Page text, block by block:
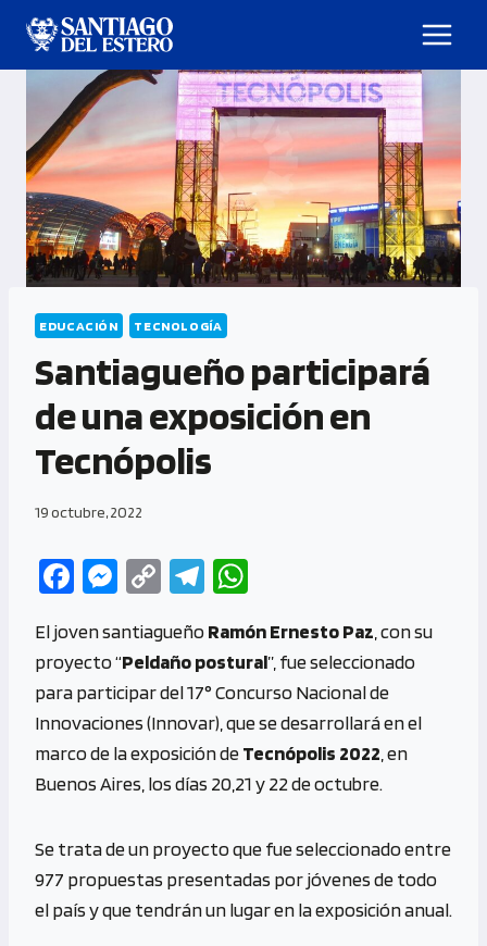
EDUCACIÓN TECNOLOGÍA
Santiagueño participará
de una exposición en
Tecnópolis
19 octubre, 2022
Fa
b
o
o
k
M
se
n
g
er
C
py
Li
n
k
Te
gr
a
m
at
s
A
p
p
El joven santiagueñoRamón Ernesto Paz , con su
proyecto “Peldaño postural”, fue seleccionado
para participar del 17° Concurso Nacional de
Innovaciones (Innovar), que se desarrollará en el
marco de la exposición deTecnópolis 2022 , en
Buenos Aires, los días 20,21 y 22 de octubre.
Se trata de un proyecto que fue seleccionado entre
977 propuestas presentadas por jóvenes de todo
el país y que tendrán un lugar en la exposición anual.